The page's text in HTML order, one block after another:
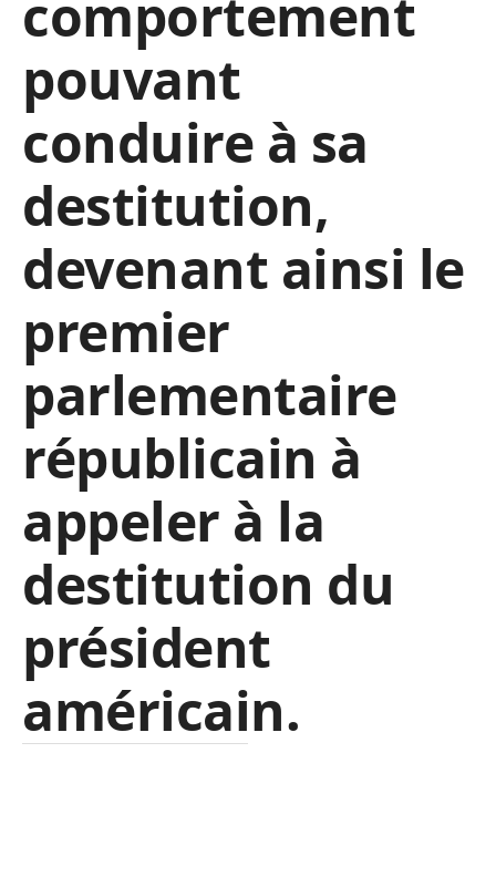
comportement
pouvant
conduire à sa
destitution,
devenant ainsi le
premier
parlementaire
républicain à
appeler à la
destitution du
président
américain.